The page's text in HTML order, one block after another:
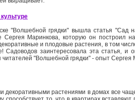
"Волшебной грядки" вышла статья
Сергея Маринкова, которую он построил
и плодовые растения, в том
Садоводов заинтересовала эта статья, и
"Волшебной грядки" - опыт Сергея
декоративными растениями в домах все